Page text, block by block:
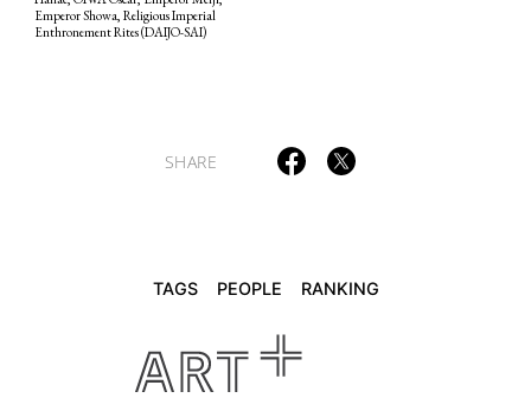
POLITICS REVIEWS ARTICLES
Emperor Showa, Religious Imperial
Enthronement Rites (DAIJO-SAI)
SHARE
TAGS PEOPLE RANKING